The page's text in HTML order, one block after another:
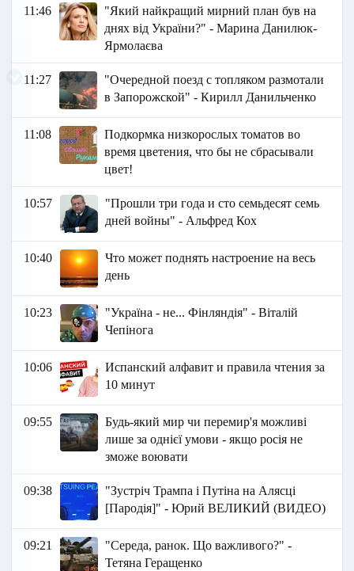
11:46
"Який найкращий мирний план був на
днях від України?" - Марина Данилюк-
Ярмолаєва
11:27
"Очередной поезд с топляком размотали
в Запорожской" - Кирилл Данильченко
11:08
Подкормка низкорослых томатов во
время цветения, что бы не сбрасывали
цвет!
10:57
"Прошли три года и сто семьдесят семь
дней войны" - Альфред Кох
10:40
Что может поднять настроение на весь
день
10:23
"Україна - не... Фінляндія" - Віталій
Чепінога
10:06
Испанский алфавит и правила чтения за
10 минут
09:55
Будь-який мир чи перемир'я можливі
лише за однієї умови - якщо росія не
зможе воювати
09:38
"Зустріч Трампа і Путіна на Алясці
[Пародія]" - Юрий ВЕЛИКИЙ (ВИДЕО)
09:21
"Середа, ранок. Що важливого?" -
Тетяна Геращенко